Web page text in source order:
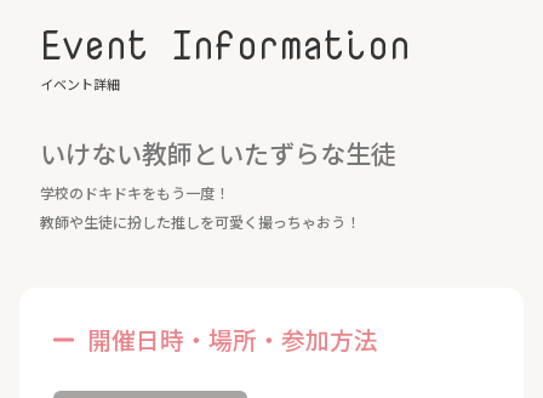
Event Information
イベント詳細
いけない教師といたずらな生徒
学校のドキドキをもう一度！
教師や生徒に扮した推しを可愛く撮っちゃおう！
開催日時・場所・参加方法